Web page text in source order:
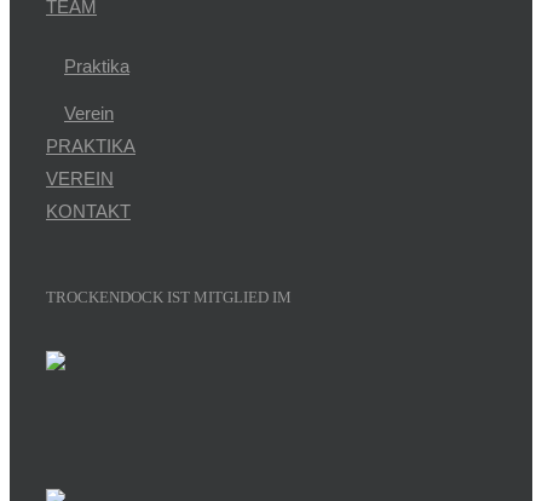
TEAM
Praktika
Verein
PRAKTIKA
VEREIN
KONTAKT
TROCKENDOCK IST MITGLIED IM